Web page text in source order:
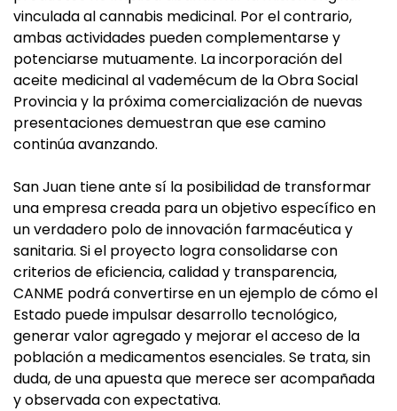
vinculada al cannabis medicinal. Por el contrario,
ambas actividades pueden complementarse y
potenciarse mutuamente. La incorporación del
aceite medicinal al vademécum de la Obra Social
Provincia y la próxima comercialización de nuevas
presentaciones demuestran que ese camino
continúa avanzando.
San Juan tiene ante sí la posibilidad de transformar
una empresa creada para un objetivo específico en
un verdadero polo de innovación farmacéutica y
sanitaria. Si el proyecto logra consolidarse con
criterios de eficiencia, calidad y transparencia,
CANME podrá convertirse en un ejemplo de cómo el
Estado puede impulsar desarrollo tecnológico,
generar valor agregado y mejorar el acceso de la
población a medicamentos esenciales. Se trata, sin
duda, de una apuesta que merece ser acompañada
y observada con expectativa.